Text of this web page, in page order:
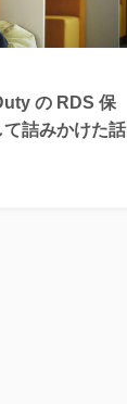
の RDS 保
詰みかけた話